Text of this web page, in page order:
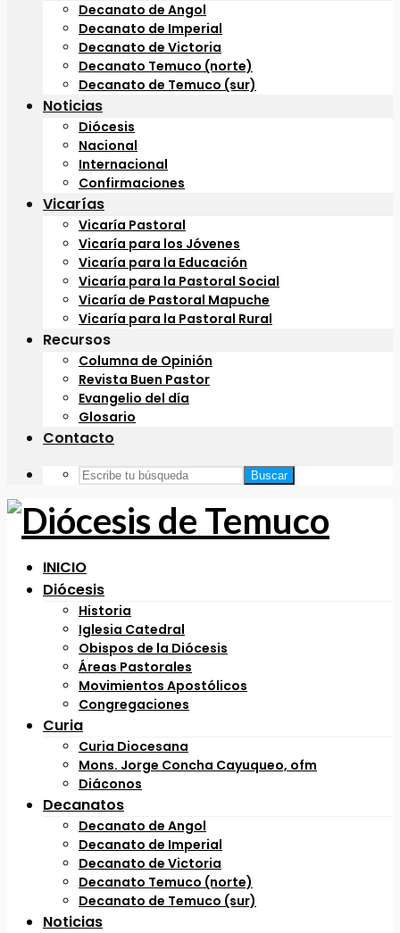
Decanato de Angol
Decanato de Imperial
Decanato de Victoria
Decanato Temuco (norte)
Decanato de Temuco (sur)
Noticias
Diócesis
Nacional
Internacional
Confirmaciones
Vicarías
Vicaría Pastoral
Vicaría para los Jóvenes
Vicaría para la Educación
Vicaría para la Pastoral Social
Vicaría de Pastoral Mapuche
Vicaría para la Pastoral Rural
Recursos
Columna de Opinión
Revista Buen Pastor
Evangelio del día
Glosario
Contacto
Buscar
INICIO
Diócesis
Historia
Iglesia Catedral
Obispos de la Diócesis
Áreas Pastorales
Movimientos Apostólicos
Congregaciones
Curia
Curia Diocesana
Mons. Jorge Concha Cayuqueo, ofm
Diáconos
Decanatos
Decanato de Angol
Decanato de Imperial
Decanato de Victoria
Decanato Temuco (norte)
Decanato de Temuco (sur)
Noticias